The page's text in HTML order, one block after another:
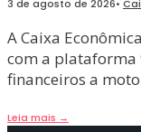
3 de agosto de 2026•
A Caixa
com a plataforma
financeiros a
Leia mais →